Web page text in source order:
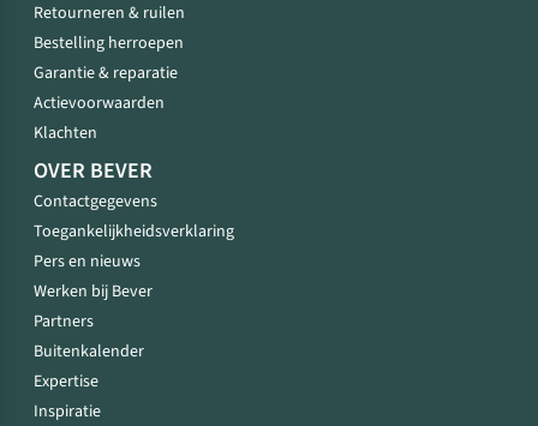
Retourneren & ruilen
Bestelling herroepen
Garantie & reparatie
Actievoorwaarden
Klachten
OVER BEVER
Contactgegevens
Toegankelijkheidsverklaring
Pers en nieuws
Werken bij Bever
Partners
Buitenkalender
Expertise
Inspiratie